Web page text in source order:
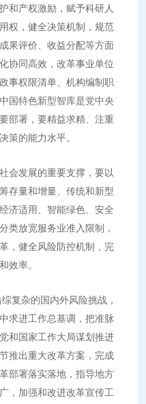
和产权激励，赋予科研人
权，健全决策机制，规范
果评价、收益分配等方面
协同高效，改革事业单位
事权限清单、机构编制职
国特色新型智库是党中央
部署，要精益求精、注重
策的能力水平。
会发展的重要支撑，要以
存量和增量、传统和新型
济适用、智能绿色、安全
类放宽服务业准入限制，
，健全风险防控机制，完
效率。
复杂的国内外风险挑战，
求进工作总基调，把准脉
和国家工作大局谋划推进
推出重大改革方案，完成
部署落实落地，指导地方
，加强和改进改革宣传工